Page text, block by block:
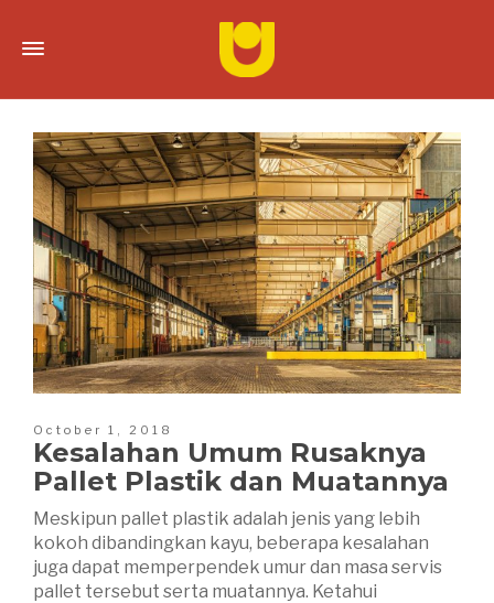
October 1, 2018
Kesalahan Umum Rusaknya
Pallet Plastik dan Muatannya
Meskipun pallet plastik adalah jenis yang lebih
kokoh dibandingkan kayu, beberapa kesalahan
juga dapat memperpendek umur dan masa servis
pallet tersebut serta muatannya. Ketahui